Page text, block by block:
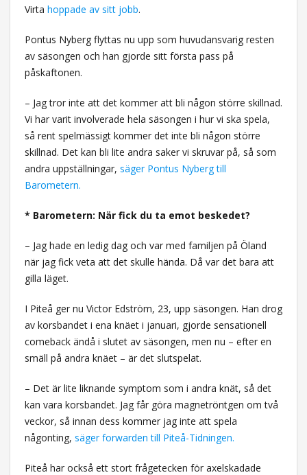
Virta hoppade av sitt jobb.
Pontus Nyberg flyttas nu upp som huvudansvarig resten
av säsongen och han gjorde sitt första pass på
påskaftonen.
– Jag tror inte att det kommer att bli någon större skillnad.
Vi har varit involverade hela säsongen i hur vi ska spela,
så rent spelmässigt kommer det inte bli någon större
skillnad. Det kan bli lite andra saker vi skruvar på, så som
andra uppställningar, säger Pontus Nyberg till
Barometern.
* Barometern: När fick du ta emot beskedet?
– Jag hade en ledig dag och var med familjen på Öland
när jag fick veta att det skulle hända. Då var det bara att
gilla läget.
I Piteå ger nu Victor Edström, 23, upp säsongen. Han drog
av korsbandet i ena knäet i januari, gjorde sensationell
comeback ändå i slutet av säsongen, men nu – efter en
smäll på andra knäet – är det slutspelat.
– Det är lite liknande symptom som i andra knät, så det
kan vara korsbandet. Jag får göra magnetröntgen om två
veckor, så innan dess kommer jag inte att spela
någonting, säger forwarden till Piteå-Tidningen.
Piteå har också ett stort frågetecken för axelskadade